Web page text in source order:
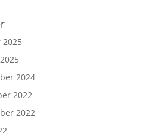
2025
2024
2022
2022